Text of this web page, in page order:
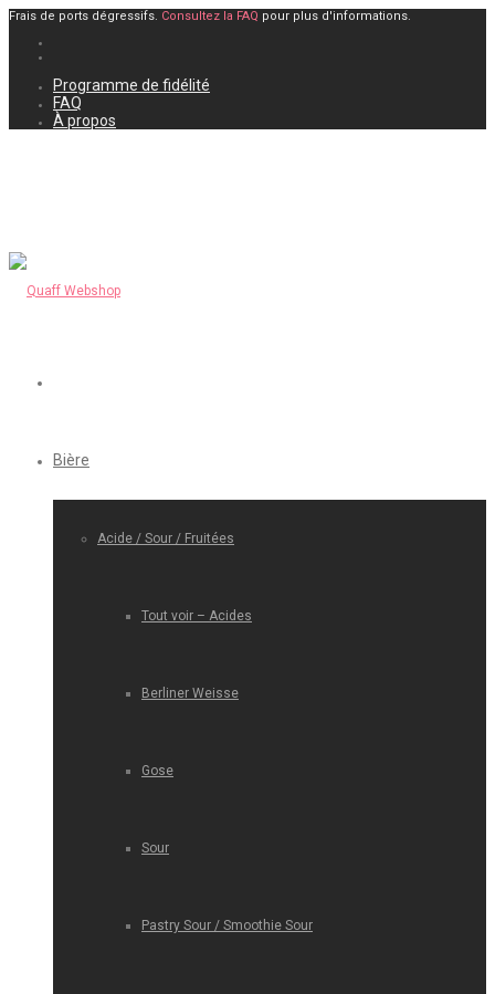
Frais de ports dégressifs. Consultez la FAQ pour plus d'informations.
Programme de fidélité
FAQ
À propos
Bière
Acide / Sour / Fruitées
Tout voir – Acides
Berliner Weisse
Gose
Sour
Pastry Sour / Smoothie Sour